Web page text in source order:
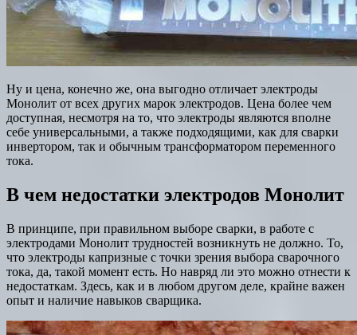
Ну и цена, конечно же, она выгодно отличает электроды
Монолит от всех других марок электродов. Цена более чем
доступная, несмотря на то, что электроды являются вполне
себе универсальными, а также подходящими, как для сварки
инвертором, так и обычным трансформатором переменного
тока.
В чем недостатки электродов Монолит
В принципе, при правильном выборе сварки, в работе с
электродами Монолит трудностей возникнуть не должно. То,
что электроды капризные с точки зрения выбора сварочного
тока, да, такой момент есть. Но навряд ли это можно отнести к
недостаткам. Здесь, как и в любом другом деле, крайне важен
опыт и наличие навыков сварщика.